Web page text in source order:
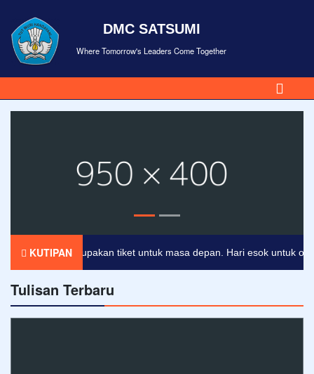
DMC SATSUMI
Where Tomorrow's Leaders Come Together
KUTIPAN
merupakan tiket untuk masa depan. Hari esok untuk
Tulisan Terbaru